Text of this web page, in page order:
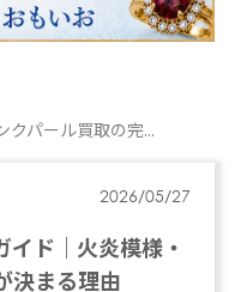
クパール買取の完...
2026/05/27
ド｜火炎模様・
決まる理由